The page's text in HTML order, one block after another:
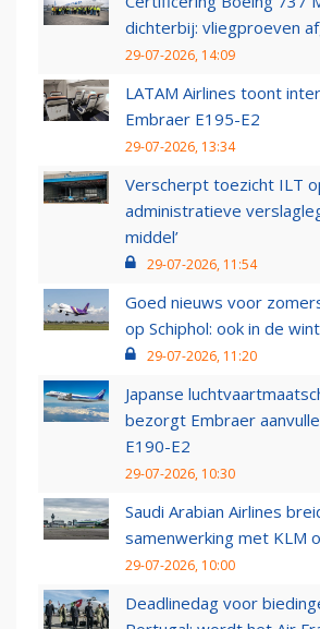
dichterbij: vliegproeven
29-07-2026, 14:09
LATAM Airlines toont
Embraer E195-E2
29-07-2026, 13:34
Verscherpt toezicht ILT
administratieve
middel’
29-07-2026, 11:54
Goed nieuws voor
op Schiphol: ook in de
29-07-2026, 11:20
Japanse
bezorgt Embraer
E190-E2
29-07-2026, 10:30
Saudi Arabian Airlines
samenwerking met KLM
29-07-2026, 10:00
Deadlinedag voor